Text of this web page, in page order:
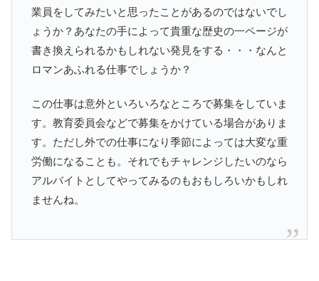
業員をしてみたいと思ったことがあるのではないでし
ょうか？あなたの手によって貴重な歴史の一ページが
書き換えられるかもしれない発見をする・・・なんと
ロマンあふれる仕事でしょうか？
この仕事は意外といろいろなところで募集をしていま
す。教育委員会などで募集をかけている場合がありま
す。ただし外での仕事になり季節によっては大変な重
労働になることも。それでもチャレンジしたいのなら
アルバイトとしてやってみるのもおもしろいかもしれ
ませんね。